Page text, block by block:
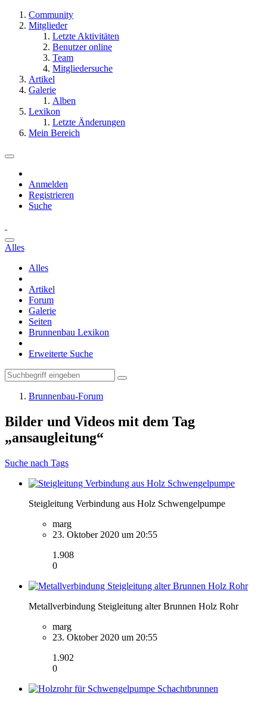
Community
Mitglieder
Letzte Aktivitäten
Benutzer online
Team
Mitgliedersuche
Artikel
Galerie
Alben
Lexikon
Letzte Änderungen
Mein Bereich
Anmelden
Registrieren
Suche
Alles
Alles
Artikel
Forum
Galerie
Seiten
Brunnenbau Lexikon
Erweiterte Suche
Brunnenbau-Forum
Bilder und Videos mit dem Tag
„ansaugleitung“
Suche nach Tags
Steigleitung Verbindung aus Holz Schwengelpumpe
marg
23. Oktober 2020 um 20:55
1.908
0
Metallverbindung Steigleitung alter Brunnen Holz Rohr
marg
23. Oktober 2020 um 20:55
1.902
0